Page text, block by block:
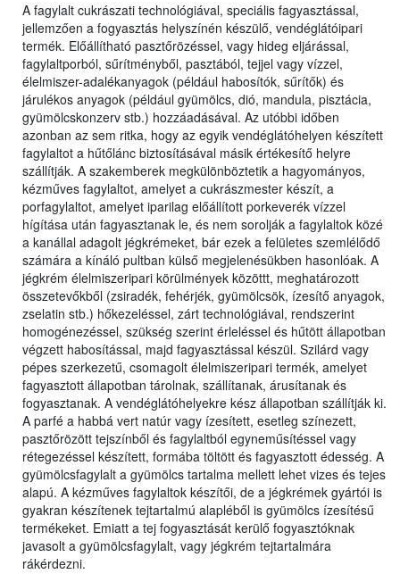
A fagylalt cukrászati technológiával, speciális fagyasztással,
jellemzően a fogyasztás helyszínén készülő, vendéglátóipari
termék. Előállítható pasztőrözéssel, vagy hideg eljárással,
fagylaltporból, sűrítményből, pasztából, tejjel vagy vízzel,
élelmiszer-adalékanyagok (például habosítók, sűrítők) és
járulékos anyagok (például gyümölcs, dió, mandula, pisztácia,
gyümölcskonzerv stb.) hozzáadásával. Az utóbbi időben
azonban az sem ritka, hogy az egyik vendéglátóhelyen készített
fagylaltot a hűtőlánc biztosításával másik értékesítő helyre
szállítják. A szakemberek megkülönböztetik a hagyományos,
kézműves fagylaltot, amelyet a cukrászmester készít, a
porfagylaltot, amelyet iparilag előállított porkeverék vízzel
hígítása után fagyasztanak le, és nem sorolják a fagylaltok közé
a kanállal adagolt jégkrémeket, bár ezek a felületes szemlélődő
számára a kínáló pultban külső megjelenésükben hasonlóak. A
jégkrém élelmiszeripari körülmények közöttt, meghatározott
összetevőkből (zsiradék, fehérjék, gyümölcsök, ízesítő anyagok,
zselatin stb.) hőkezeléssel, zárt technológiával, rendszerint
homogénezéssel, szükség szerint érleléssel és hűtött állapotban
végzett habosítással, majd fagyasztással készül. Szilárd vagy
pépes szerkezetű, csomagolt élelmiszeripari termék, amelyet
fagyasztott állapotban tárolnak, szállítanak, árusítanak és
fogyasztanak. A vendéglátóhelyekre kész állapotban szállítják ki.
A parfé a habbá vert natúr vagy ízesített, esetleg színezett,
pasztőrözött tejszínből és fagylaltból egyneműsítéssel vagy
rétegezéssel készített, formába töltött és fagyasztott édesség. A
gyümölcsfagylalt a gyümölcs tartalma mellett lehet vizes és tejes
alapú. A kézműves fagylaltok készítői, de a jégkrémek gyártói is
gyakran készítenek tejtartalmú alapléből is gyümölcs ízesítésű
termékeket. Emiatt a tej fogyasztását kerülő fogyasztóknak
javasolt a gyümölcsfagylalt, vagy jégkrém tejtartalmára
rákérdezni.